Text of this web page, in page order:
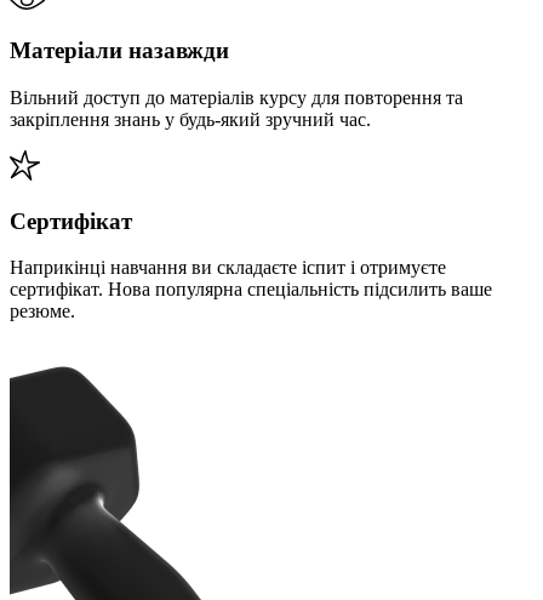
Матеріали назавжди
Вільний доступ до матеріалів курсу для повторення та
закріплення знань у будь-який зручний час.
Сертифікат
Наприкінці навчання ви складаєте іспит і отримуєте
сертифікат. Нова популярна спеціальність підсилить ваше
резюме.